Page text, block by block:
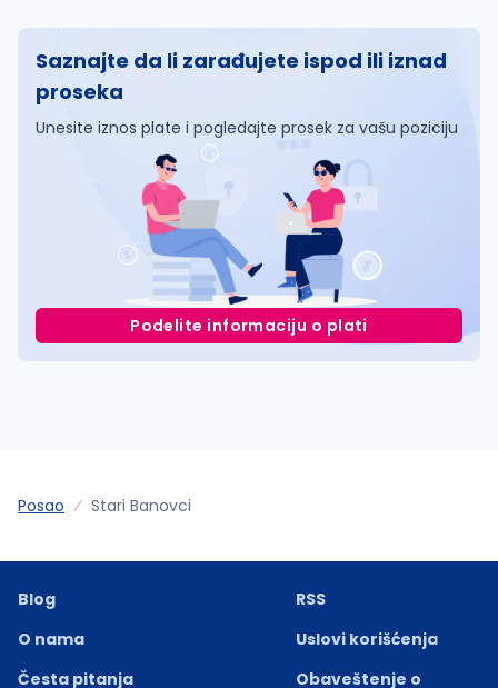
Saznajte da li zarađujete ispod ili iznad
proseka
Unesite iznos plate i pogledajte prosek za vašu poziciju
Podelite informaciju o plati
Posao Stari Banovci
Blog
O nama
Česta pitanja
RSS
Uslovi korišćenja
Obaveštenje o